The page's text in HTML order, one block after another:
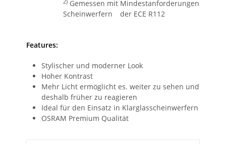
Gemessen mit
Scheinwerfern
Mindestanforderungen
der ECE R112
Features:
Stylischer und moderner Look
Hoher Kontrast
Mehr Licht ermöglicht es. weiter zu sehen und
deshalb früher zu reagieren
Ideal für den Einsatz in Klarglasscheinwerfern
OSRAM Premium Qualität